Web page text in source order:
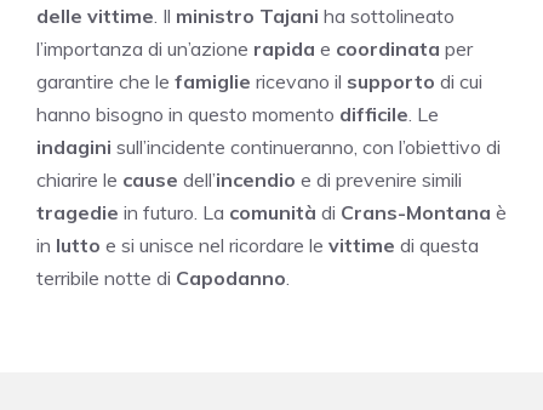
delle vittime . Il ministro Tajani ha sottolineato
l’importanza di un’azione rapida e coordinata per
garantire che le famiglie ricevano il supporto di cui
hanno bisogno in questo momento difficile . Le
indagini sull’incidente continueranno, con l’obiettivo di
chiarire le cause dell’incendio e di prevenire simili
tragedie in futuro. La comunità di Crans-Montana è
in lutto e si unisce nel ricordare le vittime di questa
terribile notte di Capodanno